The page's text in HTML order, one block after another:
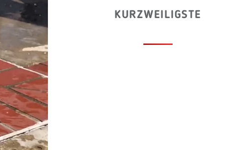
KURZWEILIGSTE